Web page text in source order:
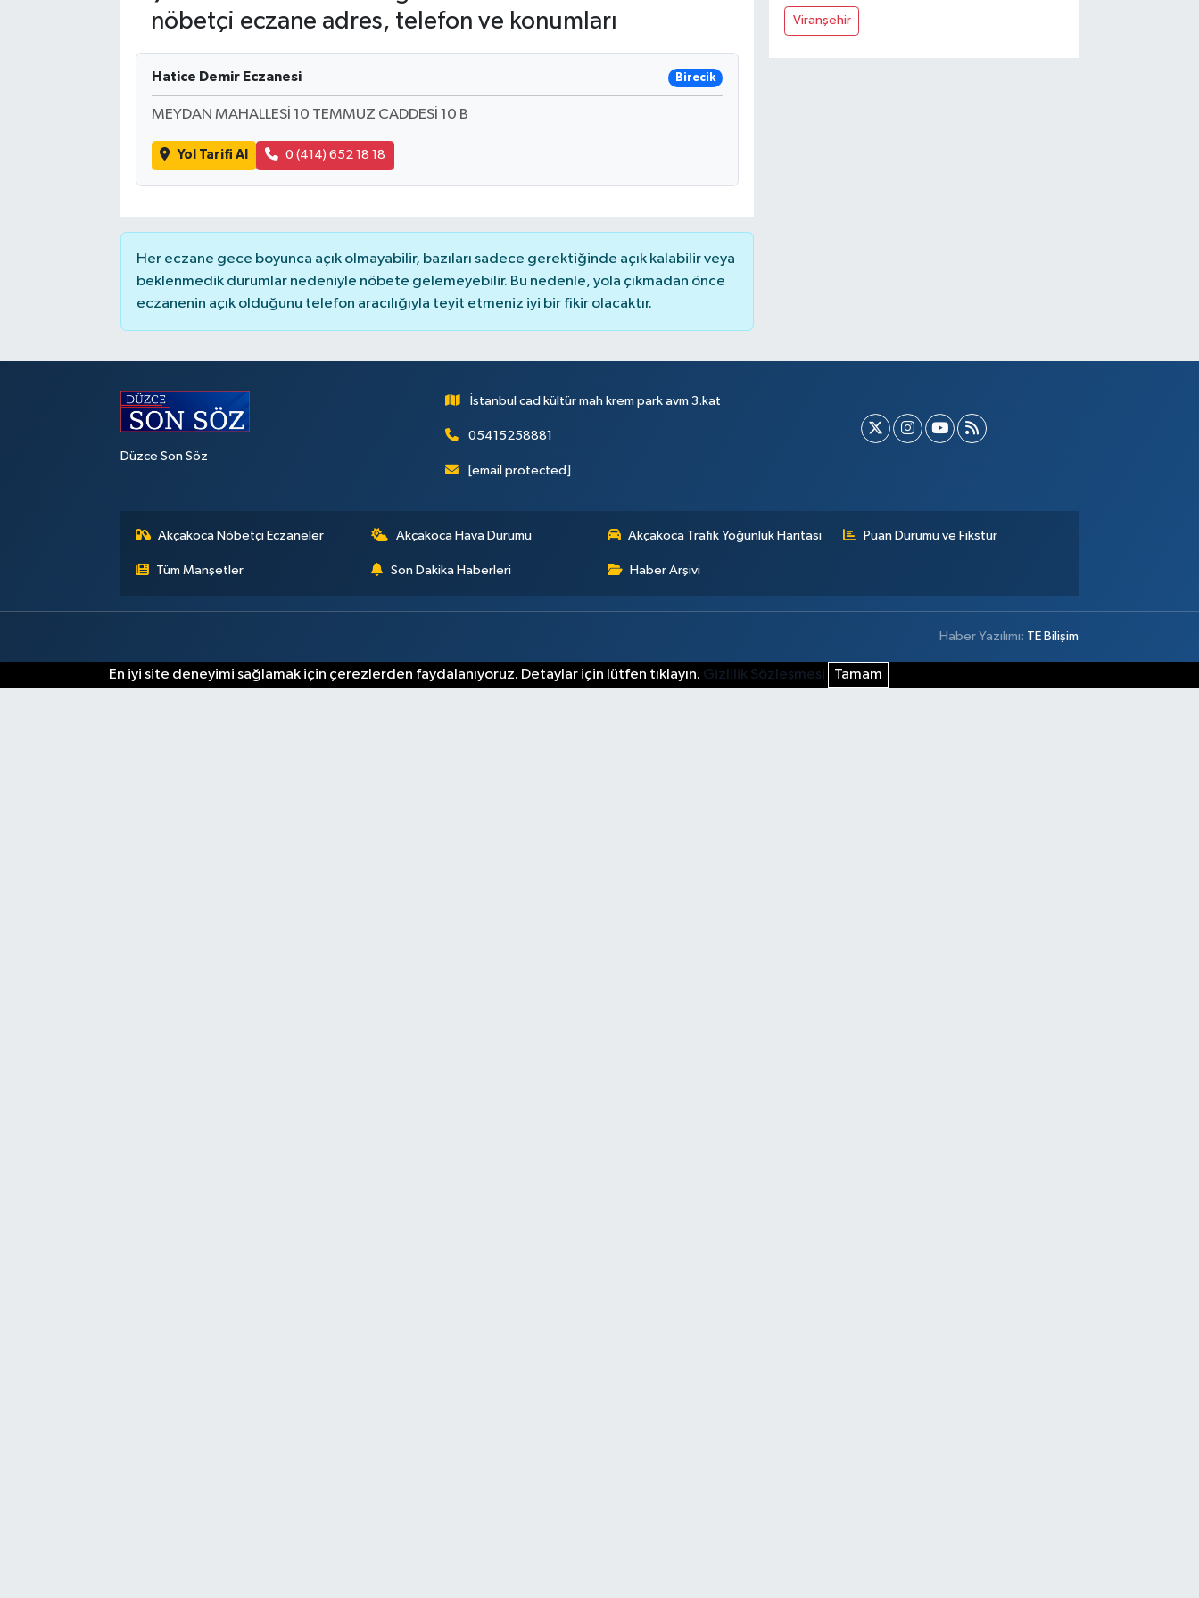
nöbetçi eczane adres, telefon ve konumları
Hatice Demir Eczanesi Birecik
MEYDAN MAHALLESİ 10 TEMMUZ CADDESİ 10 B
Yol Tarifi Al 0 (414) 652 18 18
Her eczane gece boyunca açık olmayabilir, bazıları sadece gerektiğinde açık kalabilir veya
beklenmedik durumlar nedeniyle nöbete gelemeyebilir. Bu nedenle, yola çıkmadan önce
eczanenin açık olduğunu telefon aracılığıyla teyit etmeniz iyi bir fikir olacaktır.
Viranşehir
Düzce Son Söz
İstanbul cad kültür mah krem park avm 3.kat
05415258881
[email protected]
Akçakoca Nöbetçi Eczaneler Akçakoca Hava Durumu Akçakoca Trafik Yoğunluk Haritası Puan Durumu ve Fikstür
Tüm Manşetler Son Dakika Haberleri Haber Arşivi
Haber Yazılımı: TE Bilişim
En iyi site deneyimi sağlamak için çerezlerden faydalanıyoruz. Detaylar için lütfen tıklayın. Gizlilik Sözleşmesi Tamam